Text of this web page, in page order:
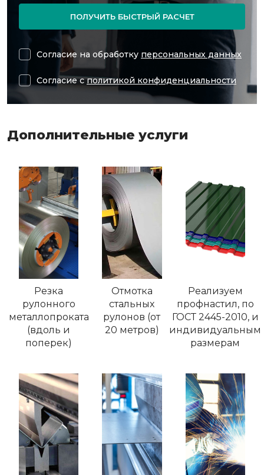
ПОЛУЧИТЬ БЫСТРЫЙ РАСЧЕТ
Согласие на обработку персональных данных
Согласие сполитикой конфиденциальности
Дополнительные услуги
Резка
рулонного
металлопроката
(вдоль и
поперек)
Отмотка
стальных
рулонов (от
20 метров)
Реализуем
профнастил, по
ГОСТ 2445-2010, и
индивидуальным
размерам